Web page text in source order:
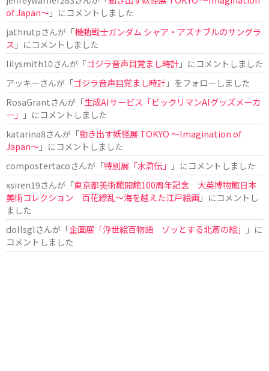
of Japan〜」にコメントしました
jathrutpさんが「機動戦士ガンダム シャア・アズナブルのサングラ
ス 」にコメントしました
lilysmith10さんが「ゴジラ音声目覚まし時計」にコメントしました
アッキーさんが「ゴジラ音声目覚まし時計」をフォローしました
RosaGrantさんが「生成AIサービス「ビックリマンAIグッズメーカ
ー」
」にコメントしました
katarina8さんが「動き出す妖怪展 TOKYO 〜Imagination of
Japan〜」にコメントしました
compostertacoさんが「特別展「水滸伝」
」にコメントしました
xsiren19さんが「東京都美術館開館100周年記念 大英博物館日本
美術コレクション 百花繚乱～海を越えた江戸絵画」にコメントし
ました
dollsglさんが「企画展「浮世絵百物語 ゾッとする北斎の絵」
」に
コメントしました